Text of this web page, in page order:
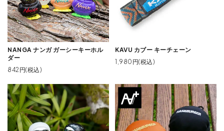
NANGA ナンガ ガーシーキーホル
ダー
842円(税込)
KAVU カブー キーチェーン
1,980円(税込)